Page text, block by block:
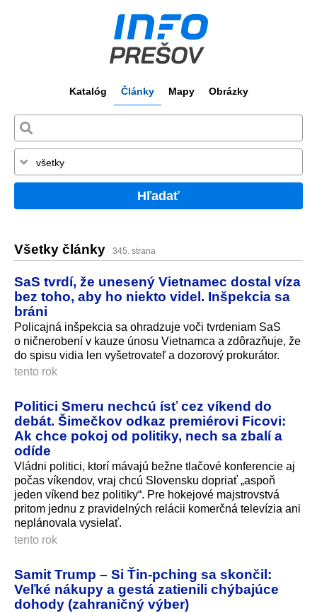
Katalóg Články Mapy Obrázky
Hľadať
Všetky články 345. strana
SaS tvrdí, že unesený Vietnamec dostal víza
bez toho, aby ho niekto videl. Inšpekcia sa
bráni
Policajná inšpekcia sa ohradzuje voči tvrdeniam SaS
o ničnerobení v kauze únosu Vietnamca a zdôrazňuje, že
do spisu vidia len vyšetrovateľ a dozorový prokurátor.
tento rok
Politici Smeru nechcú ísť cez víkend do
debát. Šimečkov odkaz premiérovi Ficovi:
Ak chce pokoj od politiky, nech sa zbalí a
odíde
Vládni politici, ktorí mávajú bežne tlačové konferencie aj
počas víkendov, vraj chcú Slovensku dopriať „aspoň
jeden víkend bez politiky“. Pre hokejové majstrovstvá
pritom jednu z pravidelných relácii komerčná televízia ani
neplánovala vysielať.
tento rok
Samit Trump – Si Ťin-pching sa skončil:
Veľké nákupy a gestá zatienili chýbajúce
dohody (zahraničný výber)